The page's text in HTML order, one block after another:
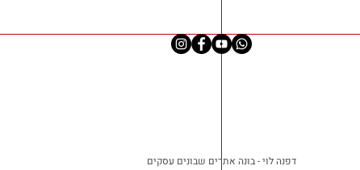
דפנה לוי - בונה אתרים שבונים עסקים